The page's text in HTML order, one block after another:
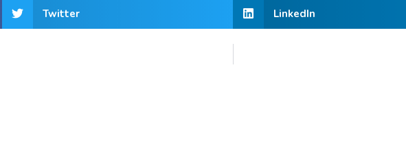
Twitter LinkedIn